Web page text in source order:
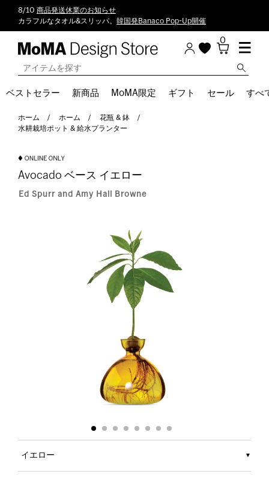
8/10 商品発送休業のお知らせ
カラフルなタオル&スリッパ。 韓国発Banaco Pop-Up開催
0
ベストセラー 新商品 MoMA限定 ギフト セール すべ
ホーム ホーム
花瓶 & 鉢
水耕栽培ポット & 給水プランター
Avocado ベース イエロー
Ed Spurr and Amy Hall Browne
イエロー